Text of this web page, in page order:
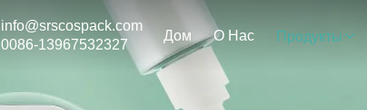
info@srscospack.com
0086-13967532327
Дом О Нас Продукты